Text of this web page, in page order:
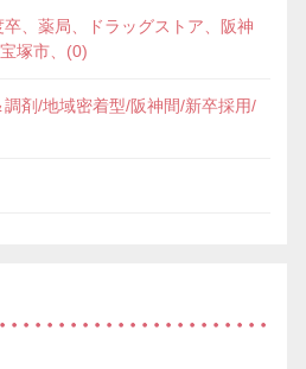
、薬局、ドラッグストア、阪神
塚市、(0)
剤/地域密着型/阪神間/新卒採用/